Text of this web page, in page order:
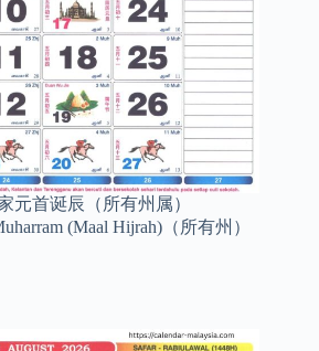
元首诞辰（所有州属）
(Maal Hijrah)（所有州）